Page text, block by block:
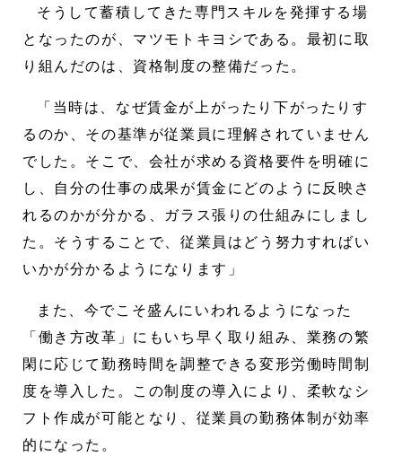
そうして蓄積してきた専門スキルを発揮する場
となったのが、マツモトキヨシである。最初に取
り組んだのは、資格制度の整備だった。
「当時は、なぜ賃金が上がったり下がったりす
るのか、その基準が従業員に理解されていません
でした。そこで、会社が求める資格要件を明確に
し、自分の仕事の成果が賃金にどのように反映さ
れるのかが分かる、ガラス張りの仕組みにしまし
た。そうすることで、従業員はどう努力すればい
いかが分かるようになります」
また、今でこそ盛んにいわれるようになった
「働き方改革」にもいち早く取り組み、業務の繁
閑に応じて勤務時間を調整できる変形労働時間制
度を導入した。この制度の導入により、柔軟なシ
フト作成が可能となり、従業員の勤務体制が効率
的になった。